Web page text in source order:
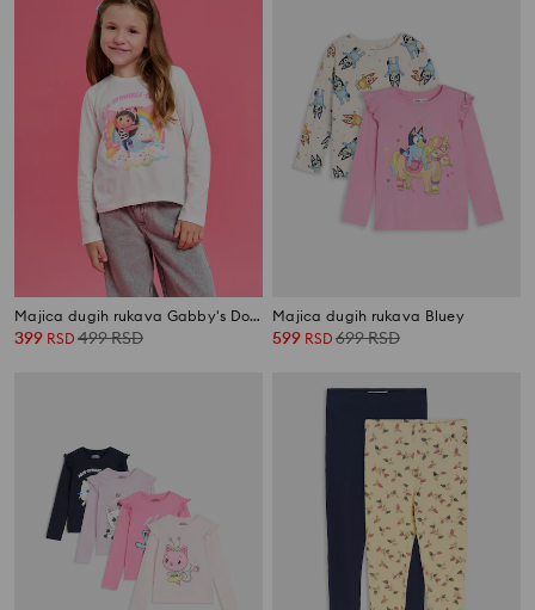
Majica dugih rukava Gabby's Dollhouse
399 RSD 499RSD
Majica dugih rukava Bluey
599 RSD 699RSD